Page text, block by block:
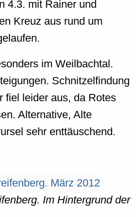
4.3. mit Rainer und
Kreuz aus rund um
im Weilbachtal.
Schnitzelfindung
fiel leider aus, da Rotes
Alternative, Alte
sehr enttäuschend.
Im Hintergrund der